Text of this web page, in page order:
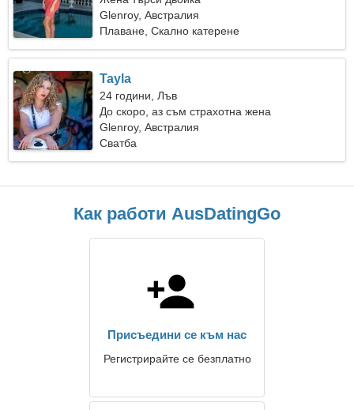
Glenroy, Австралия
Плаване, Скално катерене
Tayla
24 години, Лъв
До скоро, аз съм страхотна жена
Glenroy, Австралия
Сватба
Как работи AusDatingGo
Присъедини се към нас
Регистрирайте се безплатно